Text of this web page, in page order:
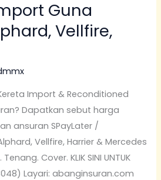
Guna
Vellfire,
Import & Reconditioned
Dapatkan sebut harga
ansuran SPayLater /
Vellfire, Harrier & Mercedes
Cover. KLIK SINI UNTUK
Layari: abanginsuran.com